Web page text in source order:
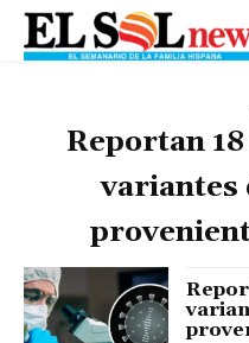
Reportan 18
variantes